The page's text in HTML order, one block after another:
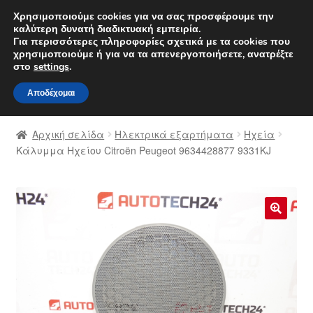
ΑΠΟΣΤΟΛΗ από 7 EUR
Δευτέρα-Παρ. 9 π.μ. - 4 μ.μ.
Απευθείας
μετάβαση
στην
πλοήγηση
Μετάβαση
σε
περιεχόμενο
Αρχική
Διαδικασία Παραπόνων
Ο λογαριασμός μου
Αρχική σελίδα Ηλεκτρικά εξαρτήματα
Ηχεία
Κάλυμμα Ηχείου Citroën Peugeot 9634428877 9331KJ
Χρησιμοποιούμε cookies για να σας προσφέρουμε την
καλύτερη δυνατή διαδικτυακή εμπειρία.
Για περισσότερες πληροφορίες σχετικά με τα cookies που
χρησιμοποιούμε ή για να τα απενεργοποιήσετε, ανατρέξτε
στο settings.
Αποδέχομαι